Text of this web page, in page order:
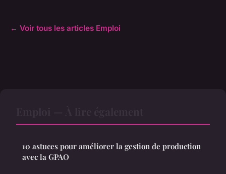
← Voir tous les articles Emploi
10 astuces pour améliorer la gestion de production
avec la GPAO